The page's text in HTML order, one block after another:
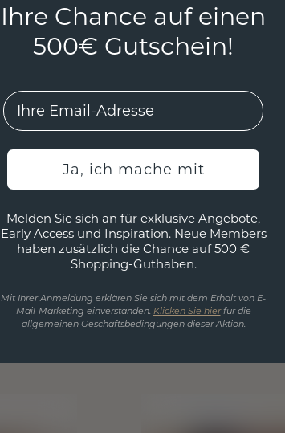
Ihre Chance auf einen
500€ Gutschein!
EMail
Ja, ich mache mit
Melden Sie sich an für exklusive Angebote,
Early Access und Inspiration. Neue Members
haben zusätzlich die Chance auf 500 €
Shopping-Guthaben.
Mit Ihrer Anmeldung erklären Sie sich mit dem Erhalt von E-
Mail-Marketing einverstanden. Klicken Sie hierfür die
allgemeinen Geschäftsbedingungen dieser Aktion.